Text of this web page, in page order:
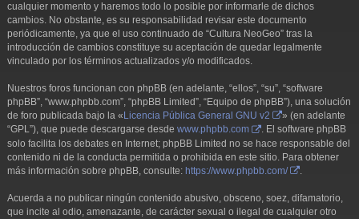
cualquier momento y haremos todo lo posible por informarle de dichos
cambios. No obstante, es su responsabilidad revisar este documento
periódicamente, ya que el uso continuado de “Cultura NeoGeo” tras la
introducción de cambios constituye su aceptación de quedar legalmente
vinculado por los términos actualizados y/o modificados.
Nuestros foros funcionan con phpBB (en adelante, “ellos”, “su”, “software
phpBB”, “www.phpbb.com”, “phpBB Limited”, “Equipo de phpBB”), una solución
de foro publicada bajo la « Licencia Pública General GNU v2
» (en adelante
“GPL”), que puede descargarse desde www.phpbb.com
. El software phpBB
solo facilita los debates en Internet; phpBB Limited no se hace responsable del
contenido ni de la conducta permitida o prohibida en este sitio. Para obtener
más información sobre phpBB, consulte: https://www.phpbb.com/ .
Acuerda a no publicar ningún contenido abusivo, obsceno, soez, difamatorio,
que incite al odio, amenazante, de carácter sexual o ilegal de cualquier otro